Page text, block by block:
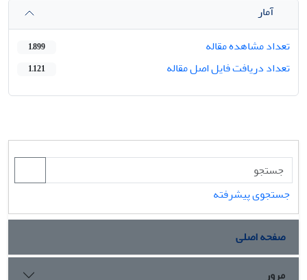
آمار
تعداد مشاهده مقاله
1,899
تعداد دریافت فایل اصل مقاله 1,121
جستجوی پیشرفته
صفحه اصلی
مرور